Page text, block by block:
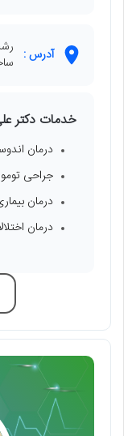
آدرس :
خدمات دکتر
درمان
جراحی
درمان
درمان